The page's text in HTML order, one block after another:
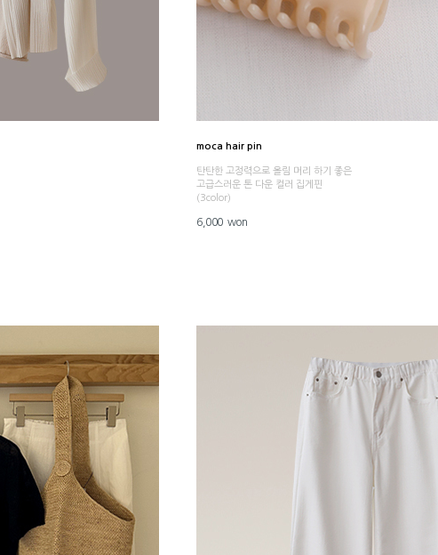
moca hair pin
탄탄한 고정력으로 올림 머리 하기 좋은
고급스러운 톤 다운 컬러 집게핀
(3color)
6,000 won